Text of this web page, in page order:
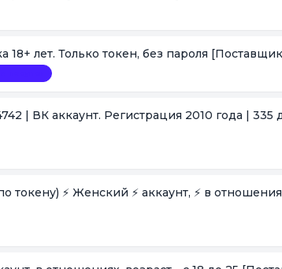
лет. Только токен, без пароля
| ВК аккаунт. Регистрация 2010 года |
токену) ⚡️ Женский ⚡️ аккаунт, ⚡️ в